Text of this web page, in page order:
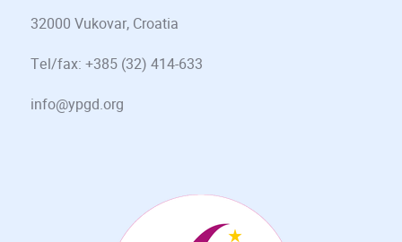
32000 Vukovar, Croatia
Tel/fax: +385 (32) 414-633
info@ypgd.org